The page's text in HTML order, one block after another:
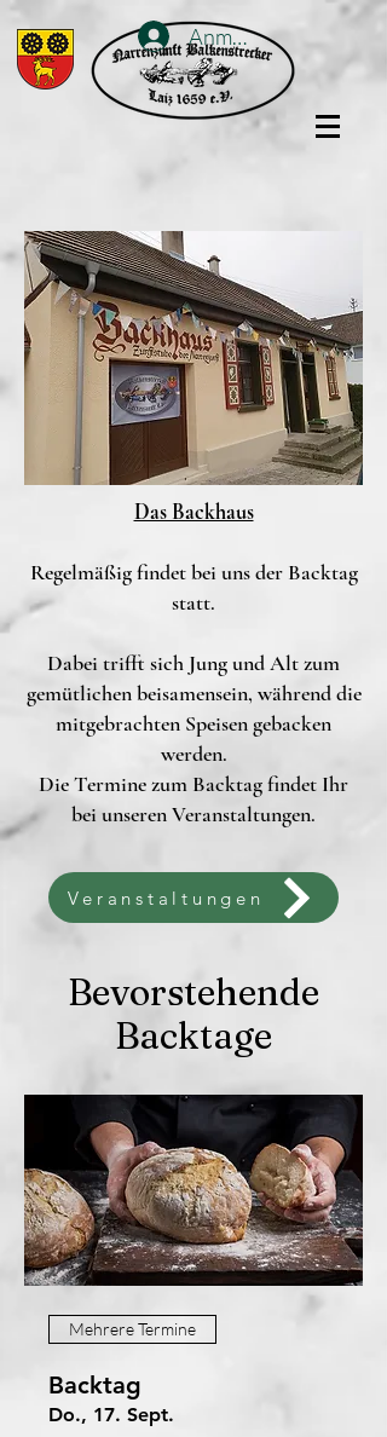
Anmelden
Das Backhaus
Regelmäßig findet bei uns der Backtag
statt.
Dabei trifft sich Jung und Alt zum
gemütlichen beisamensein, während die
mitgebrachten Speisen gebacken
werden.
Die Termine zum Backtag findet Ihr
bei unseren Veranstaltungen.
Veranstaltungen
Bevorstehende
Backtage
Mehrere Termine
Backtag
Do., 17. Sept.